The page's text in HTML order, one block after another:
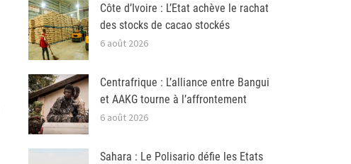
Côte d’Ivoire : L’Etat achève le rachat
des stocks de cacao stockés
6 août 2026
Centrafrique : L’alliance entre Bangui
et AAKG tourne à l’affrontement
6 août 2026
Sahara : Le Polisario défie les Etats